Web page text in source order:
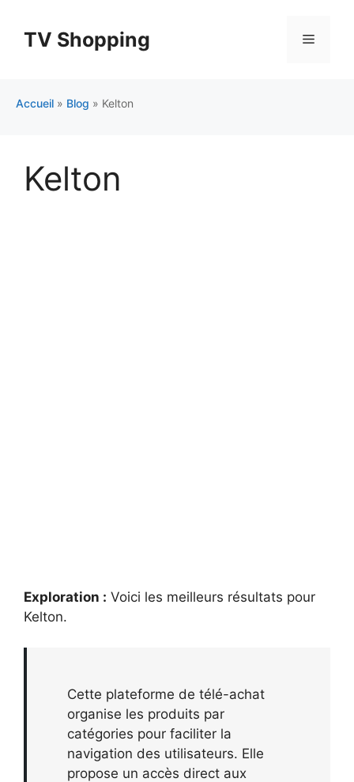
contenuTV Shopping Menu
Accueil » Blog » Kelton
Kelton
Exploration : Voici les meilleurs résultats pour
Kelton.
Cette plateforme de télé-achat
organise les produits par
catégories pour faciliter la
navigation des utilisateurs. Elle
propose un accès direct aux